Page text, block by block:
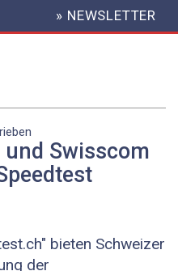
HEADER
MENU
» NEWSLETTER
und Swisscom
bieten Schweizer
der